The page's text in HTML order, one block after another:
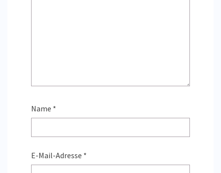
Name *
E-Mail-Adresse *